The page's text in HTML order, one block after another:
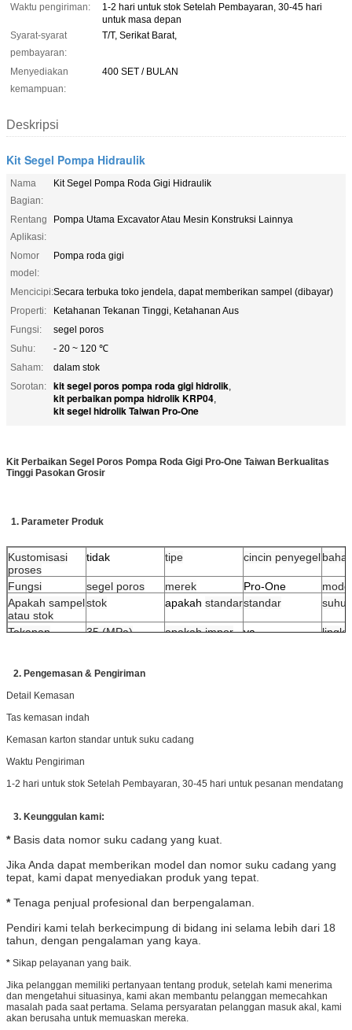
Waktu pengiriman:
1-2 hari untuk stok Setelah Pembayaran, 30-45 hari
untuk masa depan
Syarat-syarat
pembayaran:
T/T, Serikat Barat,
Menyediakan
kemampuan:
400 SET / BULAN
Deskripsi
Kit Segel Pompa Hidraulik
Nama
Bagian:
Kit Segel Pompa Roda Gigi Hidraulik
Rentang
Aplikasi:
Pompa Utama Excavator Atau Mesin Konstruksi Lainnya
Nomor
model:
Pompa roda gigi
Mencicipi:Secara terbuka toko jendela, dapat memberikan sampel (dibayar)
Properti:
Ketahanan Tekanan Tinggi, Ketahanan Aus
Fungsi:
segel poros
Suhu:
- 20 ~ 120 ℃
Saham:
dalam stok
Sorotan:
kit segel poros pompa roda gigi hidrolik,
kit perbaikan pompa hidrolik KRP04,
kit segel hidrolik Taiwan Pro-One
Kit Perbaikan Segel Poros Pompa Roda Gigi Pro-One Taiwan Berkualitas
Tinggi Pasokan Grosir
1. Parameter Produk
Kustomisasi
proses
tidak tipe cincin penyegel
Fungsi segel poros merek Pro-One
model
Apakah sampel
atau stok
stok apakah standarstandar suhu
Tekanan
35 (MPa) apakah impor ya
ketahanan
2. Pengemasan & Pengiriman
Detail Kemasan
Tas kemasan indah
Kemasan karton standar untuk suku cadang
Waktu Pengiriman
1-2 hari untuk stok Setelah Pembayaran, 30-45 hari untuk pesanan mendatang
3. Keunggulan kami:
*Basis data nomor suku cadang yang kuat.
Jika Anda dapat memberikan model dan nomor suku cadang yang
tepat, kami dapat menyediakan produk yang tepat.
*Tenaga penjual profesional dan berpengalaman.
Pendiri kami telah berkecimpung di bidang ini selama lebih dari 18
tahun, dengan pengalaman yang kaya.
* Sikap pelayanan yang baik.
Jika pelanggan memiliki pertanyaan tentang produk, setelah kami menerima
dan mengetahui situasinya, kami akan membantu pelanggan memecahkan
masalah pada saat pertama. Selama persyaratan pelanggan masuk akal, kami
akan berusaha untuk memuaskan mereka.